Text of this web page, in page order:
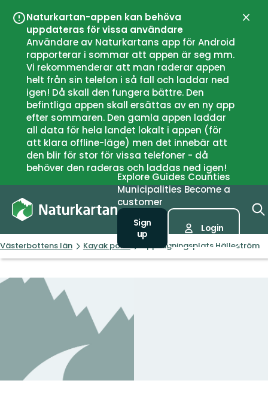
Naturkartan-appen kan behöva
uppdateras för vissa användare
Användare av Naturkartans app för Android
rapporterar i sommar att appen är seg mm.
Vi rekommenderar att man raderar appen
helt från sin telefon i så fall och laddar ned
igen! Då skall den fungera bättre. Den
befintliga appen skall ersättas av en ny app
efter sommaren. Den gamla appen laddar
all data för hela landet lokalt i appen (för
att klara offline-läge) men det innebär att
den blir för stor för vissa telefoner - då
behöver den raderas och laddas ned igen!
Close
Explore Guides Counties
Municipalities Become a
customer
Sign
up
Login
Västerbottens län Kayak point Upptagningsplats Hälleström